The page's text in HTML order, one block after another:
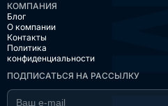
КОМПАНИЯ
Блог
О компании
Контакты
Политика
конфиденциальности
ПОДПИСАТЬСЯ НА РАССЫЛКУ